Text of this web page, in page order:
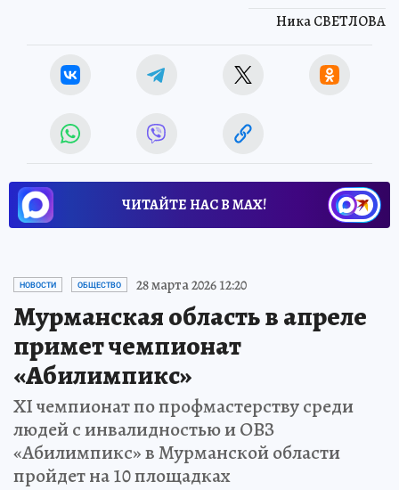
Ника СВЕТЛОВА
ЧИТАЙТЕ НАС В МАХ!
НОВОСТИ ОБЩЕСТВО 28 марта 2026 12:20
Мурманская область в апреле
примет чемпионат
«Абилимпикс»
XI чемпионат по профмастерству среди
людей с инвалидностью и ОВЗ
«Абилимпикс» в Мурманской области
пройдет на 10 площадках